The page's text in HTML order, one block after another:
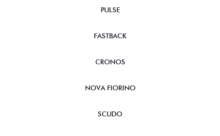
PULSE
FASTBACK
CRONOS
NOVA FIORINO
SCUDO